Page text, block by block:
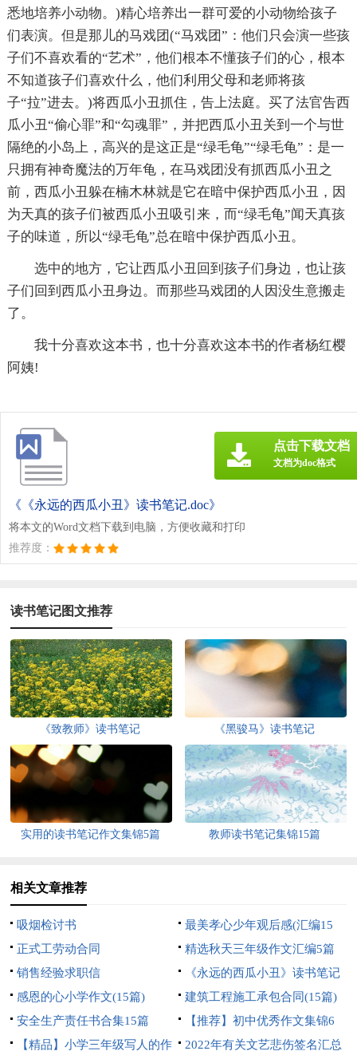
悉地培养小动物。)精心培养出一群可爱的小动物给孩子
们表演。但是那儿的马戏团(“马戏团”：他们只会演一些孩
子们不喜欢看的“艺术”，他们根本不懂孩子们的心，根本
不知道孩子们喜欢什么，他们利用父母和老师将孩
子“拉”进去。)将西瓜小丑抓住，告上法庭。买了法官告西
瓜小丑“偷心罪”和“勾魂罪”，并把西瓜小丑关到一个与世
隔绝的小岛上，高兴的是这正是“绿毛龟”“绿毛龟”：是一
只拥有神奇魔法的万年龟，在马戏团没有抓西瓜小丑之
前，西瓜小丑躲在楠木林就是它在暗中保护西瓜小丑，因
为天真的孩子们被西瓜小丑吸引来，而“绿毛龟”闻天真孩
子的味道，所以“绿毛龟”总在暗中保护西瓜小丑。
选中的地方，它让西瓜小丑回到孩子们身边，也让孩
子们回到西瓜小丑身边。而那些马戏团的人因没生意搬走
了。
我十分喜欢这本书，也十分喜欢这本书的作者杨红樱
阿姨!
《《永远的西瓜小丑》读书笔记.doc》
将本文的Word文档下载到电脑，方便收藏和打印
推荐度：
点击下载文档
文档为doc格式
读书笔记图文推荐
《致教师》读书笔记 《黑骏马》读书笔记
实用的读书笔记作文集锦5篇 教师读书笔记集锦15篇
相关文章推荐
吸烟检讨书
最美孝心少年观后感(汇编15
篇)
正式工劳动合同
精选秋天三年级作文汇编5篇
销售经验求职信
《永远的西瓜小丑》读书笔记
感恩的心小学作文(15篇)
建筑工程施工承包合同(15篇)
安全生产责任书合集15篇
【推荐】初中优秀作文集锦6
篇
【精品】小学三年级写人的作 2022年有关文艺悲伤签名汇总